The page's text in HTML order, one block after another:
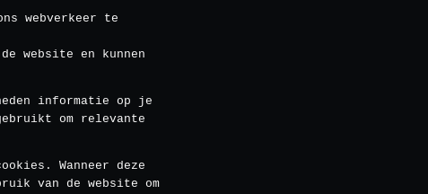
webverkeer te
website en kunnen
informatie op je
om relevante
Wanneer deze
van de website om